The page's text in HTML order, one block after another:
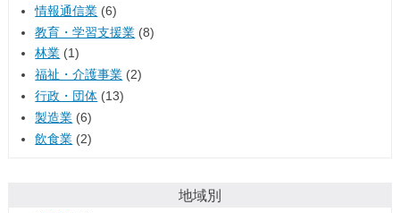
情報通信業 (6)
教育・学習支援業 (8)
林業 (1)
福祉・介護事業 (2)
行政・団体 (13)
製造業 (6)
飲食業 (2)
地域別